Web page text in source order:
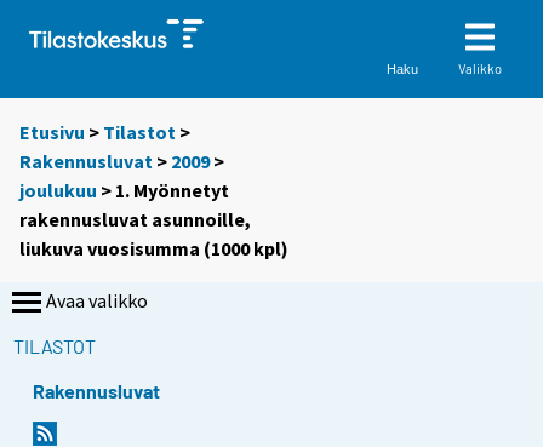
Haku Valikko
Etusivu > Tilastot >
Rakennusluvat > 2009>
joulukuu > 1. Myönnetyt
rakennusluvat asunnoille,
liukuva vuosisumma (1000 kpl)
Avaa valikko
TILASTOT
Rakennusluvat